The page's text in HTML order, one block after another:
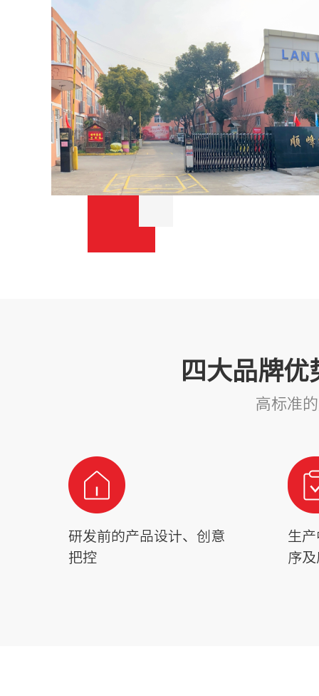
四大品牌
高标准
研发前的产品设计、创意
把控
生
序